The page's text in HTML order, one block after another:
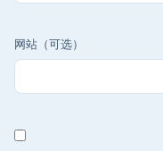
网站（可选）